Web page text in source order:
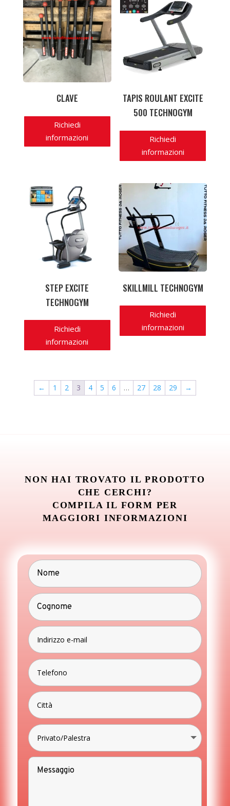
CLAVE
Richiedi
informazioni
TAPIS ROULANT EXCITE
500 TECHNOGYM
Richiedi
informazioni
STEP EXCITE
TECHNOGYM
Richiedi
informazioni
SKILLMILL TECHNOGYM
Richiedi
informazioni
← 1 2 3 4 5 6 … 27 28 29 →
NON HAI TROVATO IL PRODOTTO
CHE CERCHI?
COMPILA IL FORM PER
MAGGIORI INFORMAZIONI